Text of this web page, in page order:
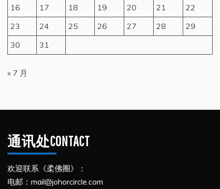
16
17 18 19 20 21
22
23
24 25 26 27 28
29
30
31
« 7 月
通讯处CONTACT
欢迎联系《柔佛圈》：
电邮：mail@johorcircle.com